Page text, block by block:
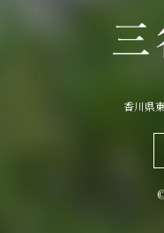
香川県